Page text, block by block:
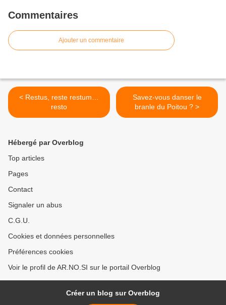
Commentaires
Ajouter un commentaire
< Restus, reste restum…
resto
Savez-vous danser le
branle du Poitou ? >
Hébergé par Overblog
Top articles
Pages
Contact
Signaler un abus
C.G.U.
Cookies et données personnelles
Préférences cookies
Voir le profil de AR.NO.SI sur le portail Overblog
Créer un blog sur Overblog